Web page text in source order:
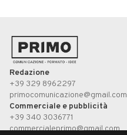
Redazione
+39 329 8962297
primocomunicazione@gmail.com
Commerciale e pubblicità
+39 340 3036771
commercialeprimo@gmail.com